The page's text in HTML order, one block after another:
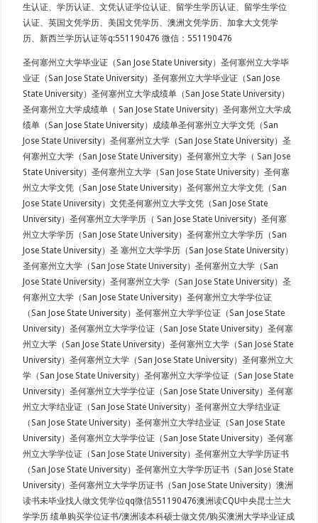
生认证、学历认证、文凭认证学位认证、留学生学历认证、留学生学位
认证、英国文凭学历、美国文凭学历、澳洲文凭学历、加拿大文凭学
历、新西兰学历认证等q:551190476 微信：551190476
圣何塞州立大学毕业证（San Jose State University）圣何塞州立大学毕
业证（San Jose State University）圣何塞州立大学毕业证（San Jose
State University）圣何塞州立大学成绩单（San Jose State University）
圣何塞州立大学成绩单（ San Jose State University）圣何塞州立大学成
绩单（San Jose State University）成绩单圣何塞州立大学文凭（San
Jose State University）圣何塞州立大学（San Jose State University）圣
何塞州立大学（San Jose State University）圣何塞州立大学（ San Jose
State University）圣何塞州立大学（San Jose State University）圣何塞
州立大学文凭（San Jose State University）圣何塞州立大学文凭（San
Jose State University）文凭圣何塞州立大学文凭（San Jose State
University）圣何塞州立大学学历（ San Jose State University）圣何塞
州立大学学历（San Jose State University）圣何塞州立大学学历（San
Jose State University）圣 塞州立大学学历（San Jose State University）
圣何塞州立大学（San Jose State University）圣何塞州立大学（San
Jose State University）圣何塞州立大学（San Jose State University）圣
何塞州立大学（San Jose State University）圣何塞州立大学学位证
（San Jose State University）圣何塞州立大学学位证（San Jose State
University）圣何塞州立大学学位证（San Jose State University）圣何塞
州立大学（San Jose State University）圣何塞州立大学（San Jose State
University）圣何塞州立大学（San Jose State University）圣何塞州立大
学（San Jose State University）圣何塞州立大学学位证（San Jose State
University）圣何塞州立大学学位证（San Jose State University）圣何塞
州立大学结业证（San Jose State University）圣何塞州立大学结业证
（San Jose State University）圣何塞州立大学结业证（San Jose State
University）圣何塞州立大学学位证（San Jose State University）圣何塞
州立大学学位证（San Jose State University）圣何塞州立大学学历证书
（San Jose State University）圣何塞州立大学学历证书（San Jose State
University）圣何塞州立大学学历证书（San Jose State University）澳洲
读书未毕业找人做文凭学位qq微信551190476澳洲读CQU中央昆士兰大
学学历 绩单购买学位证书/澳洲读本科硕士做文凭/购买澳洲大学毕业证成